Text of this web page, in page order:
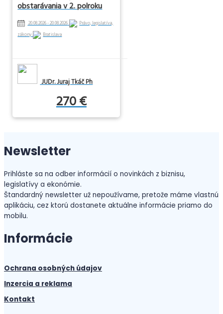
obstarávania v 2. polroku
20.08.2026 - 20.08.2026
Právo, legislatíva,
zákony
Bratislava
JUDr. Juraj Tkáč Ph
270 €
Newsletter
Prihláste sa na odber informácií o novinkách z biznisu,
legislatívy a ekonómie.
Štandardný newsletter už nepoužívame, pretože máme vlastnú
aplikáciu, cez ktorú dostanete aktuálne informácie priamo do
mobilu.
Informácie
Ochrana osobných údajov
Inzercia a reklama
Kontakt